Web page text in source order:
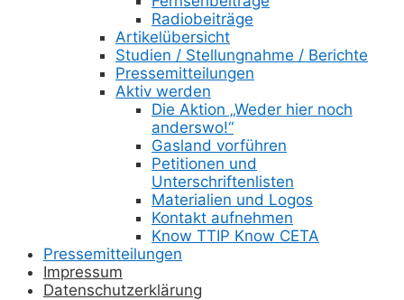
Radiobeiträge
Artikelübersicht
Studien / Stellungnahme / Berichte
Pressemitteilungen
Aktiv werden
Die Aktion „Weder hier noch
anderswo!“
Gasland vorführen
Petitionen und
Unterschriftenlisten
Materialien und Logos
Kontakt aufnehmen
Know TTIP Know CETA
Pressemitteilungen
Impressum
Datenschutzerklärung